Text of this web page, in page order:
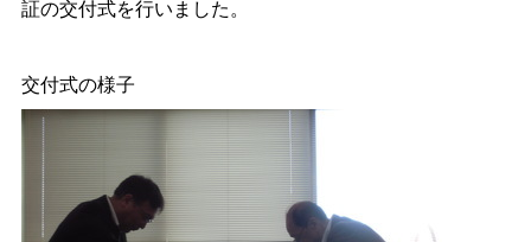
証の交付式を行いました。
交付式の様子